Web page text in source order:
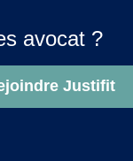
avocat ?
Justifit